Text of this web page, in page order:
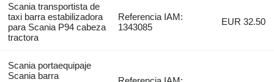
Scania transportista de
taxi barra estabilizadora
para Scania P94 cabeza
tractora
Referencia IAM:
1343085
EUR 32.50
Scania portaequipaje
Scania barra